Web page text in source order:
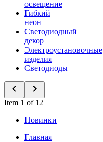
освещение
Гибкий
неон
Светодиодный
декор
Электроустановочные
изделия
Светодиоды
Item 1 of 12
Новинки
Главная